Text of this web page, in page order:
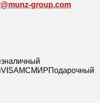
group.com
VISAMCМИРПодарочный